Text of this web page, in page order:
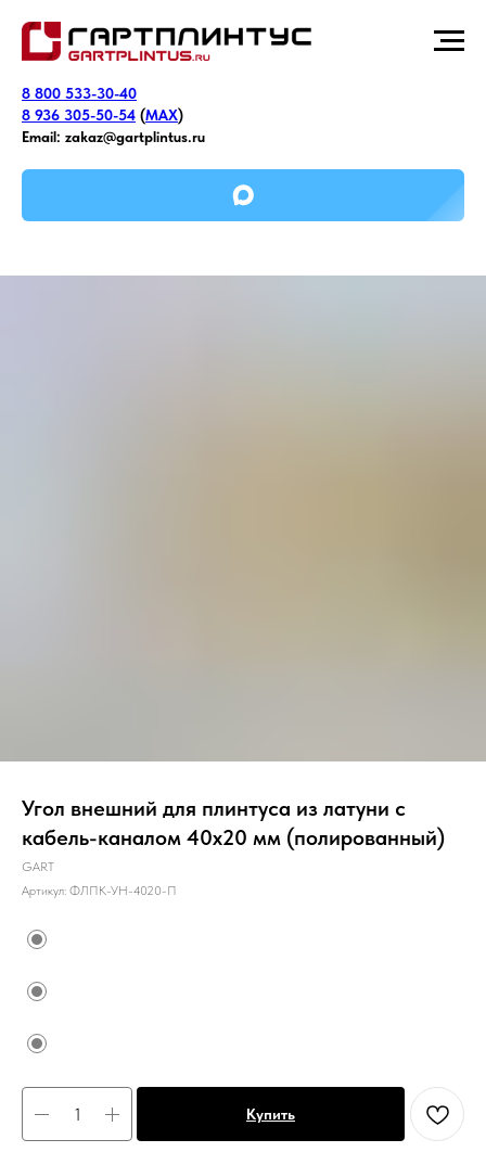
8 800 533-30-40
8 936 305-50-54 (MAX)
Email: zakaz@gartplintus.ru
Угол внешний для плинтуса из латуни с
кабель-каналом 40х20 мм (полированный)
GART
Артикул: ФЛПК-УН-4020-П
Купить